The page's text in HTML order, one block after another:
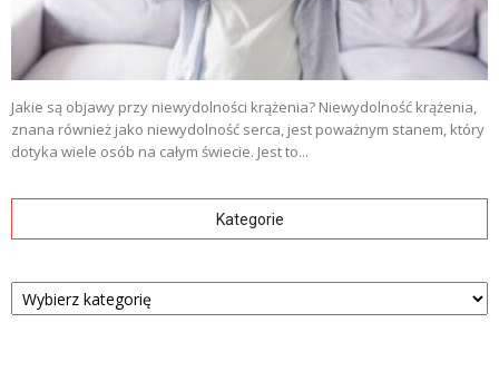
Jakie są objawy przy niewydolności krążenia? Niewydolność krążenia,
znana również jako niewydolność serca, jest poważnym stanem, który
dotyka wiele osób na całym świecie. Jest to...
Kategorie
Kategorie